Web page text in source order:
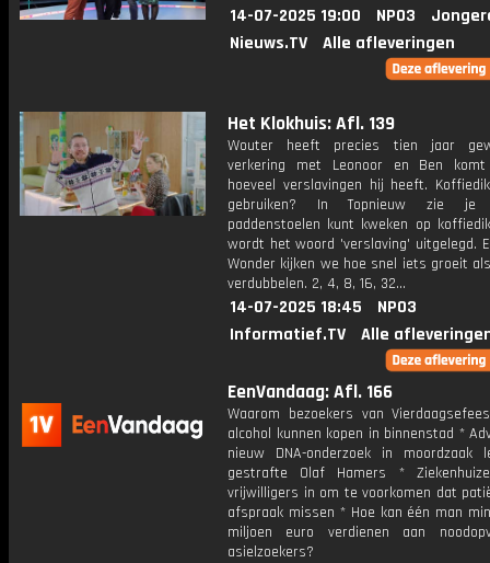
14-07-2025 19:00 NPO3
Nieuws.TV
Alle afleveringen
Het Klokhuis: Afl. 139
Wouter heeft precies tien jaar
verkering met Leonoor en Ben
hoeveel verslavingen hij heeft.
gebruiken? In Topnieuw zie
paddenstoelen kunt kweken op
wordt het woord 'verslaving' uitgelegd.
Wonder kijken we hoe snel iets groeit
verdubbelen. 2, 4, 8, 16, 32...
14-07-2025 18:45
NPO3
Informatief.TV
Alle
EenVandaag: Afl. 166
Waarom bezoekers van
alcohol kunnen kopen in binnenstad *
nieuw DNA-onderzoek in moordzaak
gestrafte Olaf Hamers *
vrijwilligers in om te voorkomen dat
afspraak missen * Hoe kan één man
miljoen euro verdienen aan
asielzoekers?